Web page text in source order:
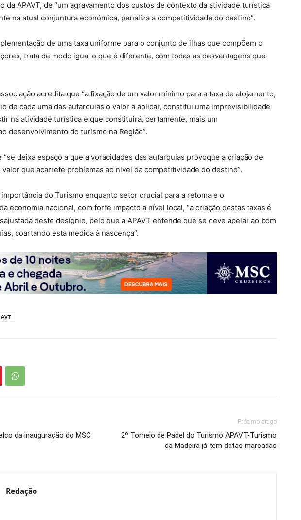
da APAVT, de “um agravamento dos custos de contexto da atividade turística
na atual conjuntura económica, penaliza a competitividade do destino”.
de uma taxa uniforme para o conjunto de ilhas que compõem o
trata de modo igual o que é diferente, com todas as desvantagens que
acredita que “a fixação de um valor mínimo para a taxa de alojamento,
de cada uma das autarquias o valor a aplicar, constitui uma imprevisibilidade
na atividade turística e que constituirá, certamente, mais um
desenvolvimento do turismo na Região”.
“se deixa espaço a que a voracidades das autarquias provoque a criação de
que acarrete problemas ao nível da competitividade do destino”.
do Turismo enquanto setor crucial para a retoma e o
economia nacional, com forte impacto a nível local, “a criação destas taxas é
deste desígnio, pelo que a APAVT entende que se deve apelar ao bom
coartando esta medida à nascença”.
da inauguração do MSC
Próximo artigo
2º Torneio de Padel do Turismo APAVT-Turismo
da Madeira já tem datas marcadas
Redação